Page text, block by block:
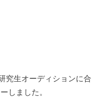
究生オーディションに合
しました。